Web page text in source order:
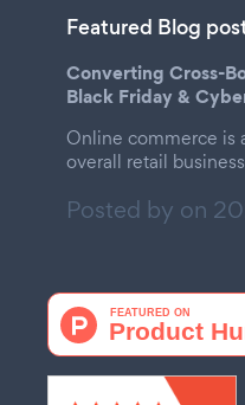
Featured Blog
Converting Cross-
Black Friday &
Online commerce is
overall retail
Posted by on